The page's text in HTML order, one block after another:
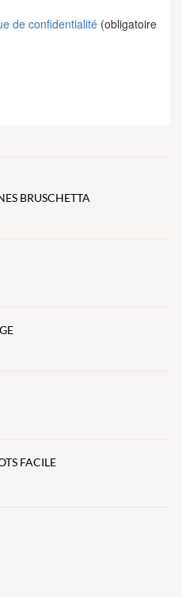
de confidentialité (obligatoire
BRUSCHETTA
FACILE